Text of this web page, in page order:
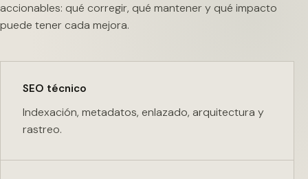
accionables: qué corregir, qué mantener y qué impacto
puede tener cada mejora.
SEO técnico
Indexación, metadatos, enlazado, arquitectura y
rastreo.